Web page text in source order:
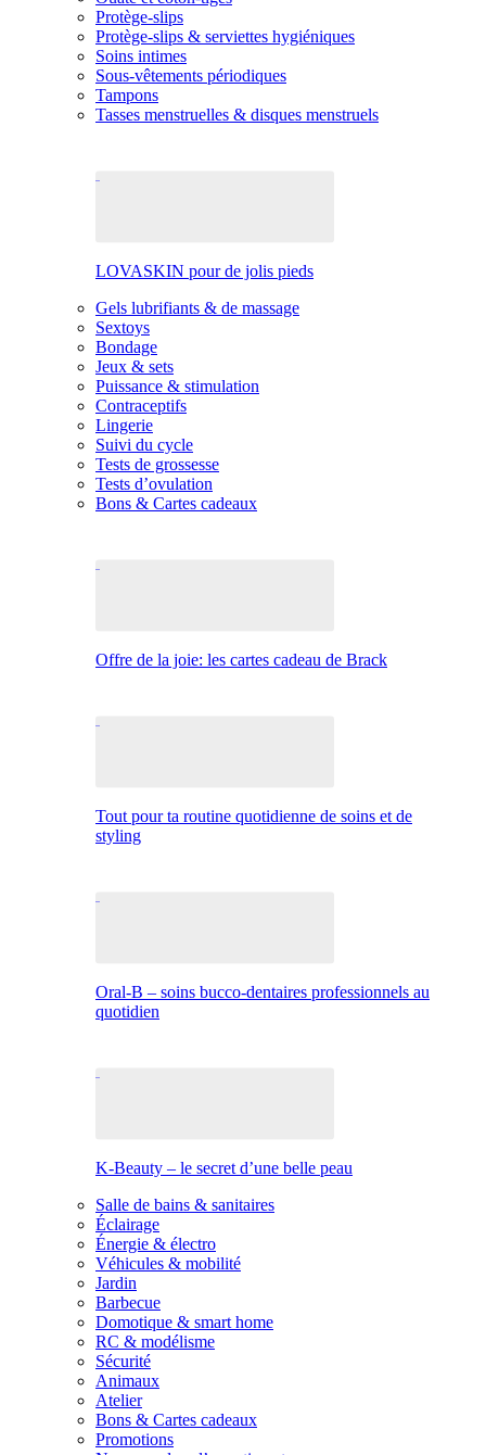
Protège-slips
Protège-slips & serviettes hygiéniques
Soins intimes
Sous-vêtements périodiques
Tampons
Tasses menstruelles & disques menstruels
LOVASKIN pour de jolis pieds
Gels lubrifiants & de massage
Sextoys
Bondage
Jeux & sets
Puissance & stimulation
Contraceptifs
Lingerie
Suivi du cycle
Tests de grossesse
Tests d’ovulation
Bons & Cartes cadeaux
Offre de la joie: les cartes cadeau de Brack
Tout pour ta routine quotidienne de soins et de
styling
Oral-B – soins bucco-dentaires professionnels au
quotidien
K-Beauty – le secret d’une belle peau
Salle de bains & sanitaires
Éclairage
Énergie & électro
Véhicules & mobilité
Jardin
Barbecue
Domotique & smart home
RC & modélisme
Sécurité
Animaux
Atelier
Bons & Cartes cadeaux
Promotions